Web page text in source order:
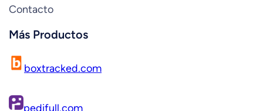
Contacto
Más Productos
boxtracked.com
pedifull.com